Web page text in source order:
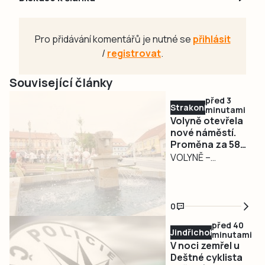
Pro přidávání komentářů je nutné se přihlásit
/registrovat.
Související články
Strakonicko
před 3
minutami
Volyně otevřela
nové náměstí.
Proměna za 58
milionů se
VOLYNĚ –
slavnostní
otevření. Volyně v
pátek 7. srpna při
zahájení tradiční
pouti představila
0
Jindřichohradecko
před 40
minutami
V noci zemřel u
Deštné cyklista